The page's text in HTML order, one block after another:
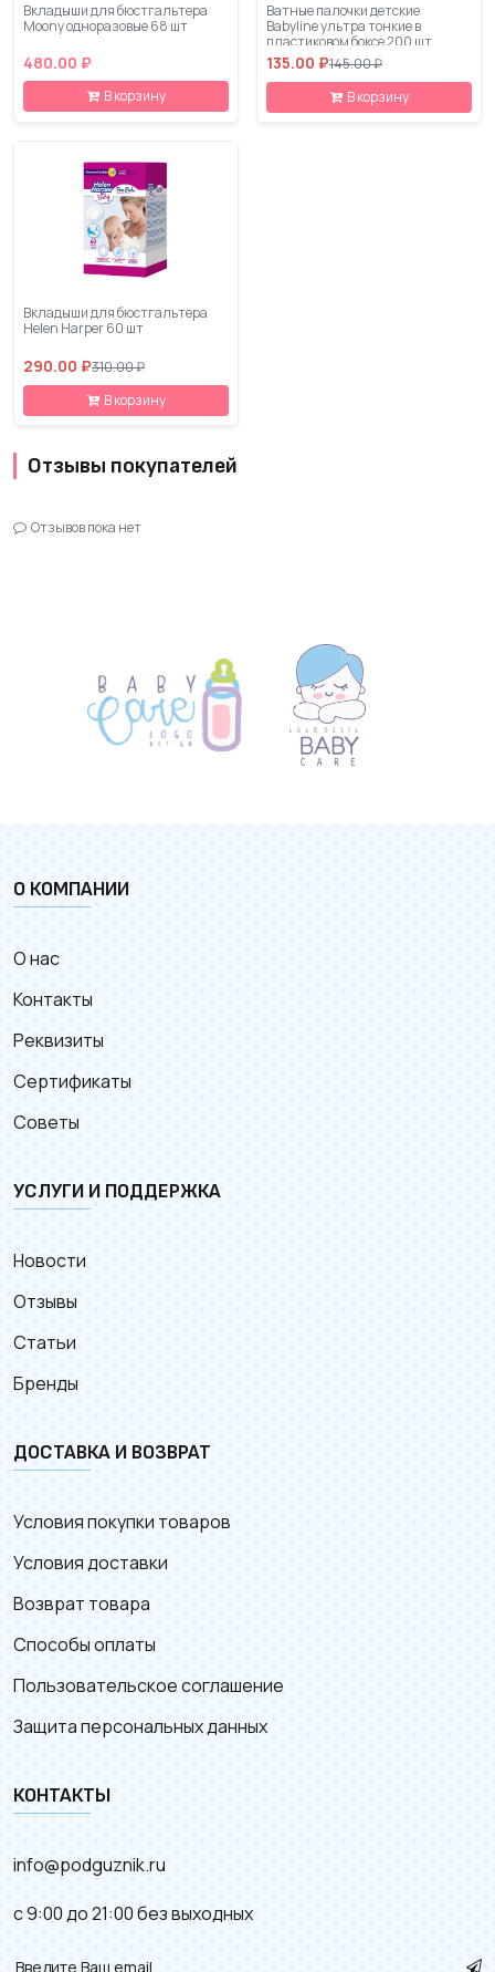
Вкладыши для бюстгальтера
Moony одноразовые 68 шт
480.00 ₽
В корзину
Ватные палочки детские
Babyline ультра тонкие в
пластиковом боксе 200 шт
135.00 ₽145.00 ₽
В корзину
Вкладыши для бюстгальтера
Helen Harper 60 шт
290.00 ₽310.00 ₽
В корзину
Отзывы покупателей
Отзывов пока нет
О КОМПАНИИ
О нас
Контакты
Реквизиты
Сертификаты
Советы
УСЛУГИ И ПОДДЕРЖКА
Новости
Отзывы
Статьи
Бренды
ДОСТАВКА И ВОЗВРАТ
Условия покупки товаров
Условия доставки
Возврат товара
Способы оплаты
Пользовательское соглашение
Защита персональных данных
КОНТАКТЫ
info@podguznik.ru
с 9:00 до 21:00 без выходных